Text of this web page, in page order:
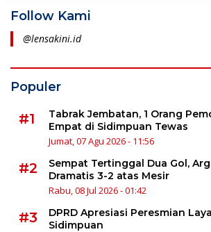
Follow Kami
@lensakini.id
Populer
#1
Tabrak Jembatan, 1 Orang
Empat di Sidimpuan Tewas
Jumat, 07 Agu 2026 - 11:56
#2
Sempat Tertinggal Dua Gol,
Dramatis 3-2 atas Mesir
Rabu, 08 Jul 2026 - 01:42
#3
DPRD Apresiasi Peresmian
Sidimpuan